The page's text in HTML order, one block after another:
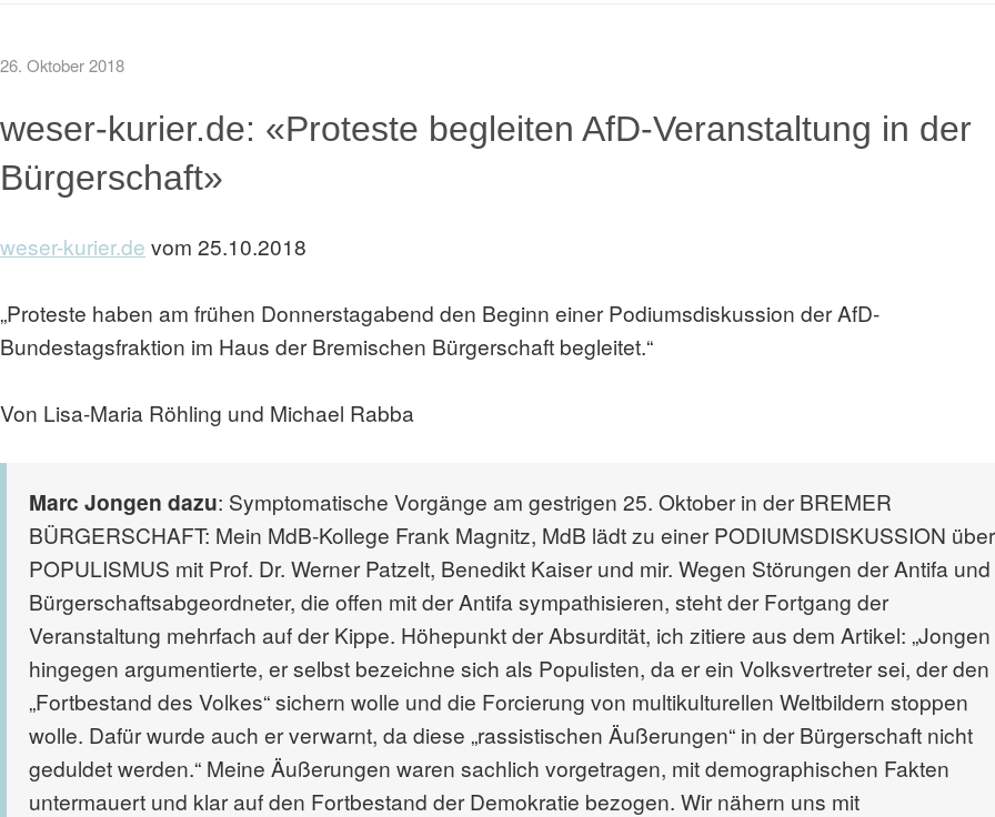
26. Oktober 2018
weser-kurier.de: «Proteste begleiten AfD-Veranstaltung in der
Bürgerschaft»
weser-kurier.de vom 25.10.2018
„Proteste haben am frühen Donnerstagabend den Beginn einer Podiumsdiskussion der AfD-
Bundestagsfraktion im Haus der Bremischen Bürgerschaft begleitet.“
Von Lisa-Maria Röhling und Michael Rabba
Marc Jongen dazu: Symptomatische Vorgänge am gestrigen 25. Oktober in der BREMER
BÜRGERSCHAFT: Mein MdB-Kollege Frank Magnitz, MdB lädt zu einer PODIUMSDISKUSSION über
POPULISMUS mit Prof. Dr. Werner Patzelt, Benedikt Kaiser und mir. Wegen Störungen der Antifa und
Bürgerschaftsabgeordneter, die offen mit der Antifa sympathisieren, steht der Fortgang der
Veranstaltung mehrfach auf der Kippe. Höhepunkt der Absurdität, ich zitiere aus dem Artikel: „Jongen
hingegen argumentierte, er selbst bezeichne sich als Populisten, da er ein Volksvertreter sei, der den
„Fortbestand des Volkes“ sichern wolle und die Forcierung von multikulturellen Weltbildern stoppen
wolle. Dafür wurde auch er verwarnt, da diese „rassistischen Äußerungen“ in der Bürgerschaft nicht
geduldet werden.“ Meine Äußerungen waren sachlich vorgetragen, mit demographischen Fakten
untermauert und klar auf den Fortbestand der Demokratie bezogen. Wir nähern uns mit